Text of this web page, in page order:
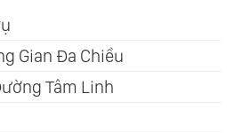
Gian Đa Chiều
Tâm Linh